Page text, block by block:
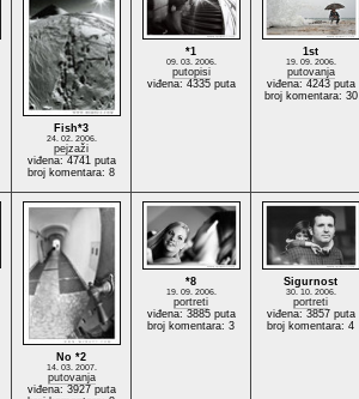
Fish*3
24. 02. 2006.
pejzaži
viđena: 4741 puta
broj komentara: 8
*1
09. 03. 2006.
putopisi
viđena: 4335 puta
1st
19. 09. 2006.
putovanja
viđena: 4243 puta
broj komentara: 30
No *2
14. 03. 2007.
putovanja
viđena: 3927 puta
*8
19. 09. 2006.
portreti
viđena: 3885 puta
broj komentara: 3
Sigurnost
30. 10. 2006.
portreti
viđena: 3857 puta
broj komentara: 4